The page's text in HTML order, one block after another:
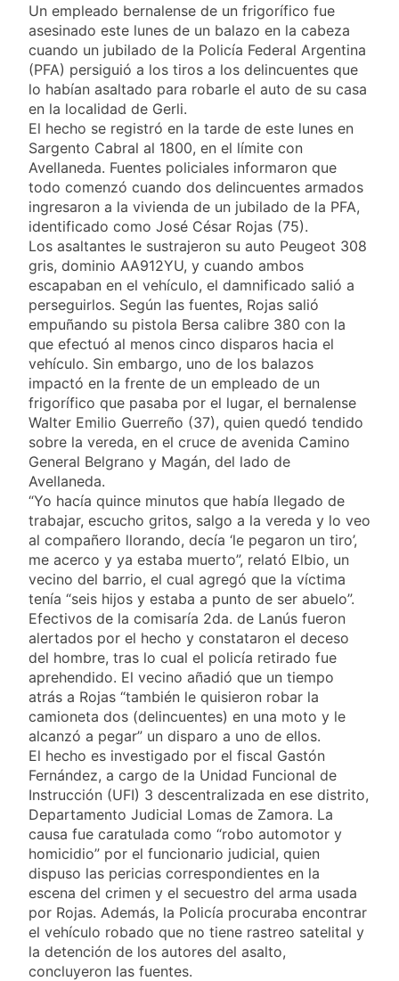
Un empleado bernalense de un frigorífico fue
asesinado este lunes de un balazo en la cabeza
cuando un jubilado de la Policía Federal Argentina
(PFA) persiguió a los tiros a los delincuentes que
lo habían asaltado para robarle el auto de su casa
en la localidad de Gerli.
El hecho se registró en la tarde de este lunes en
Sargento Cabral al 1800, en el límite con
Avellaneda. Fuentes policiales informaron que
todo comenzó cuando dos delincuentes armados
ingresaron a la vivienda de un jubilado de la PFA,
identificado como José César Rojas (75).
Los asaltantes le sustrajeron su auto Peugeot 308
gris, dominio AA912YU, y cuando ambos
escapaban en el vehículo, el damnificado salió a
perseguirlos. Según las fuentes, Rojas salió
empuñando su pistola Bersa calibre 380 con la
que efectuó al menos cinco disparos hacia el
vehículo. Sin embargo, uno de los balazos
impactó en la frente de un empleado de un
frigorífico que pasaba por el lugar, el bernalense
Walter Emilio Guerreño (37), quien quedó tendido
sobre la vereda, en el cruce de avenida Camino
General Belgrano y Magán, del lado de
Avellaneda.
“Yo hacía quince minutos que había llegado de
trabajar, escucho gritos, salgo a la vereda y lo veo
al compañero llorando, decía ‘le pegaron un tiro’,
me acerco y ya estaba muerto”, relató Elbio, un
vecino del barrio, el cual agregó que la víctima
tenía “seis hijos y estaba a punto de ser abuelo”.
Efectivos de la comisaría 2da. de Lanús fueron
alertados por el hecho y constataron el deceso
del hombre, tras lo cual el policía retirado fue
aprehendido. El vecino añadió que un tiempo
atrás a Rojas “también le quisieron robar la
camioneta dos (delincuentes) en una moto y le
alcanzó a pegar” un disparo a uno de ellos.
El hecho es investigado por el fiscal Gastón
Fernández, a cargo de la Unidad Funcional de
Instrucción (UFI) 3 descentralizada en ese distrito,
Departamento Judicial Lomas de Zamora. La
causa fue caratulada como “robo automotor y
homicidio” por el funcionario judicial, quien
dispuso las pericias correspondientes en la
escena del crimen y el secuestro del arma usada
por Rojas. Además, la Policía procuraba encontrar
el vehículo robado que no tiene rastreo satelital y
la detención de los autores del asalto,
concluyeron las fuentes.